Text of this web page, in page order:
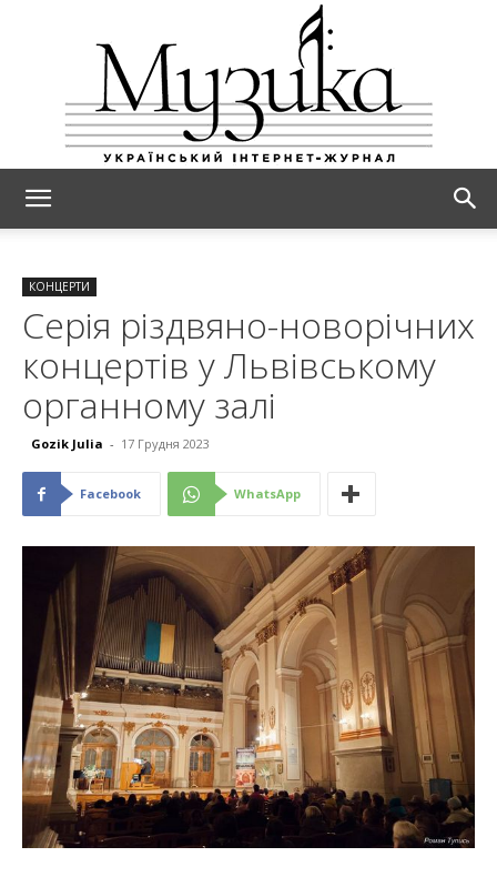
КОНЦЕРТИ
Серія різдвяно-новорічних
концертів у Львівському
органному залі
Gozik Julia - 17 Грудня 2023
Facebook WhatsApp